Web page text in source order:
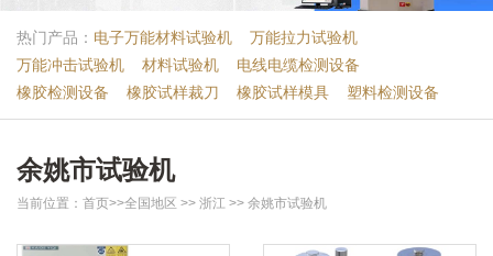
热门产品： 电子万能材料试验机
万能拉力试验机
万能冲击试验机
材料试验机
电线电缆检测设备
橡胶检测设备
橡胶试样裁刀 橡胶试样模具 塑料检测设备
余姚市试验机
当前位置： 首页>>全国地区 >> 浙江 >> 余姚市试验机